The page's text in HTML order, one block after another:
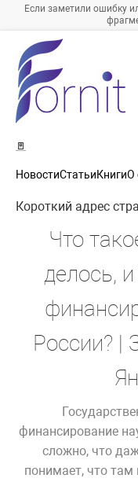
Если заметили ошибку
🚪
НовостиСтатьиКнигиО
Короткий адрес
Что
делось,
России? |
финансирование
сложно, что
понимает, что там